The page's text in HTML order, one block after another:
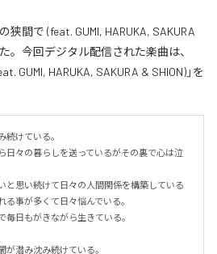
狭間で (feat. GUMI, HARUKA, SAKURA
。今回デジタル配信された楽曲は、
GUMI, HARUKA, SAKURA & SHION)」を
続けている。
日々の暮らしを送っているがその裏で心は泣
と思い続けて日々の人間関係を構築している
事が多くて日々悩んでいる。
日もがきながら生きている。
潜み沈み続けている。